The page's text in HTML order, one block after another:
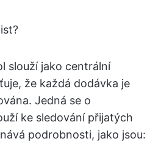
slouží jako centrální
že každá dodávka je
Jedná se o
ke sledování přijatých
podrobnosti, jako jsou: